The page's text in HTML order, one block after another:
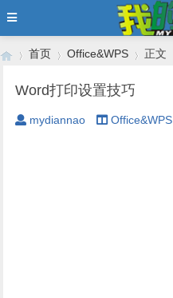
›
首页
›
Office&WPS
›
正文
Word打印设置技巧
mydiannao Office&WPS